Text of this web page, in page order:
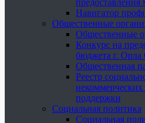
Навигатор
Общественные
Общественные
Конкурс на
бюджета г.
Общественная
Реестр
некоммерческих
поддержки
Социальная политика
Социальная